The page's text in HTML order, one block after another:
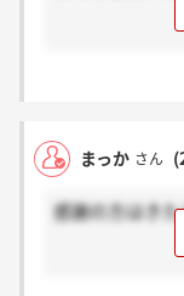
まっか さん
感謝の方はき